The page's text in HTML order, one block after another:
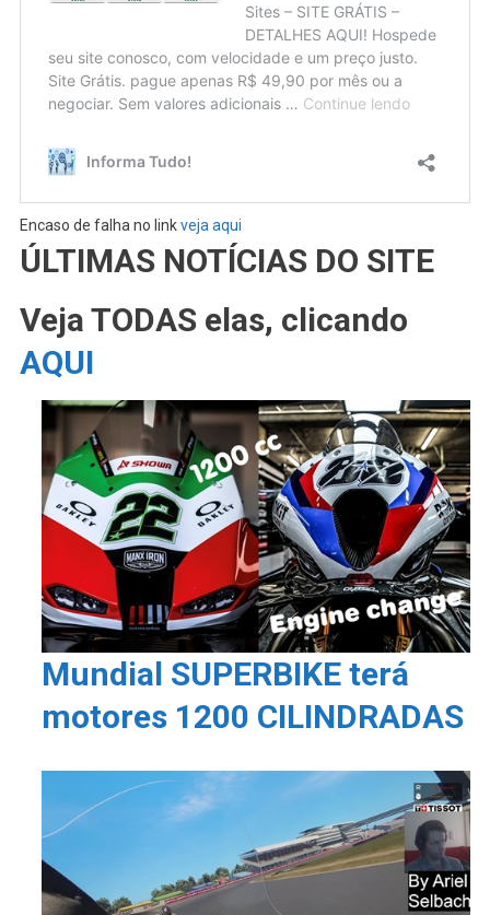
Encaso de falha no linkveja aqui
ÚLTIMAS NOTÍCIAS DO SITE
Veja TODAS elas, clicando
AQUI
Mundial SUPERBIKE terá
motores 1200 CILINDRADAS